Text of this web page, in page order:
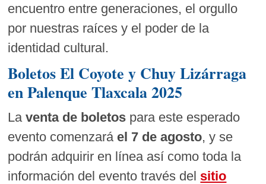
encuentro entre generaciones, el orgullo
por nuestras raíces y el poder de la
identidad cultural.
Boletos El Coyote y Chuy Lizárraga
en Palenque Tlaxcala 2025
Laventa de boletos para este esperado
evento comenzará el 7 de agosto, y se
podrán adquirir en línea así como toda la
información del evento través del sitio